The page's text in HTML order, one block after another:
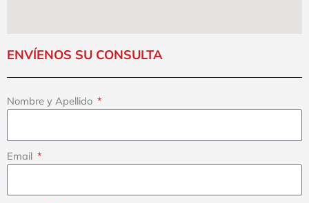
ENVÍENOS SU CONSULTA
Nombre y Apellido
Email